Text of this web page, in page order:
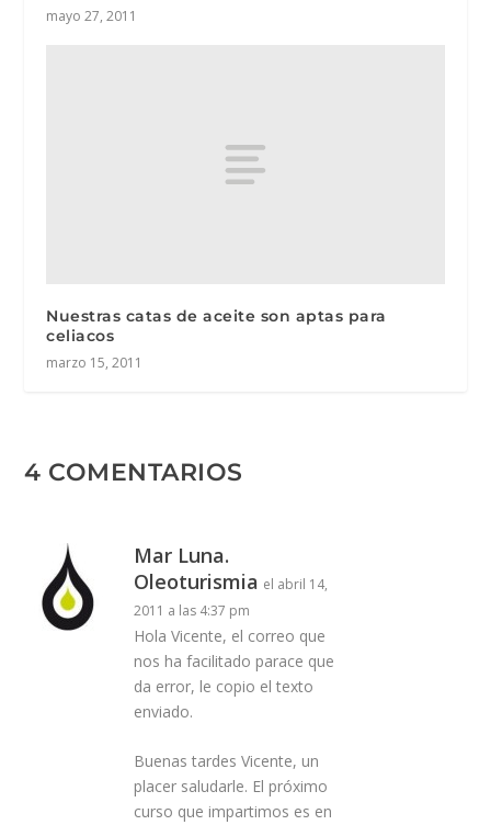
mayo 27, 2011
Nuestras catas de aceite son aptas para
celiacos
marzo 15, 2011
4 COMENTARIOS
Mar Luna.
Oleoturismia el abril 14,
2011 a las 4:37 pm
Hola Vicente, el correo que
nos ha facilitado parace que
da error, le copio el texto
enviado.
Buenas tardes Vicente, un
placer saludarle. El próximo
curso que impartimos es en